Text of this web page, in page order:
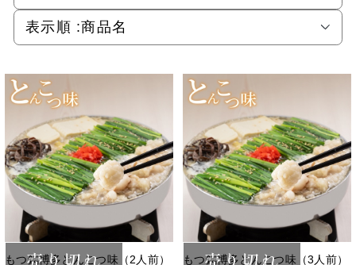
表示順 :商品名
売り切れ
もつ鍋博多とんこつ味（2人前） 売り切れ
もつ鍋博多とんこつ味（3人前）